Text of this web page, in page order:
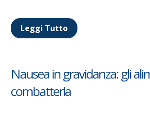
Leggi Tutto
Nausea in gravidanza: gli
combatterla